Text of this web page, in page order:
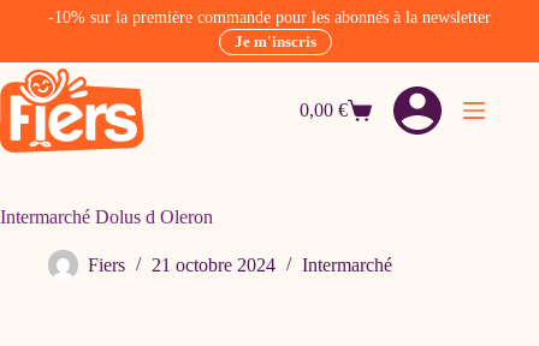
-10% sur la première commande pour les abonnés à la newsletter
Je m'inscris
Passer
au
contenu
Panier
0,00€
Intermarché Dolus d Oleron
Fiers 21 octobre 2024 Intermarché